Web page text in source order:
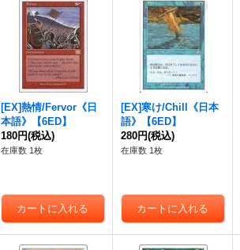
[EX]熱情/Fervor《日
本語》【6ED】
180円(税込)
在庫数 1枚
[EX]寒け/Chill《日本
語》【6ED】
280円(税込)
在庫数 1枚